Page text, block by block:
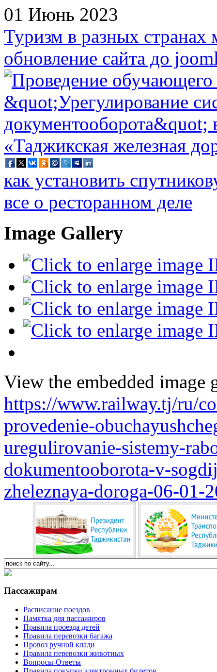
01 Июнь 2023
Туризм в разных странах
обновление сайта до
как установить
все о ресторанном деле
Image Gallery
View the embedded image
https://www.railway.tj/ru/
provedenie-
uregulirovanie-sistemy-
dokumentooborota-v-
zheleznaya-doroga-06-01-
Пассажирам
Расписание поездов
Памятка для пассажиров
Правила проезда детей
Правила перевозки багажа
Провоз ручной клади
Правила перевозки животных
Вопросы-Ответы